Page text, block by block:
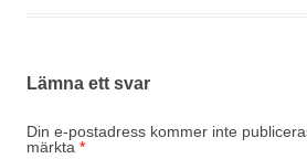
Lämna ett svar
Din e-postadress kommer inte
märkta *